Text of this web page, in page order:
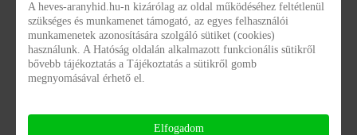
Ellátottjogi Képviselők
Ellátottjogi Képviselők
A heves-aranyhid.hu-n kizárólag az oldal működéséhez feltétlenül
szükséges és munkamenet támogató, az egyes felhasználói
munkamenetek azonosítására szolgáló sütiket (cookies)
használunk. A Hatóság oldalán alkalmazott funkcionális sütikről
bővebb tájékoztatás a Tájékoztatás a sütikről gomb
megnyomásával érhető el.
Elfogadom